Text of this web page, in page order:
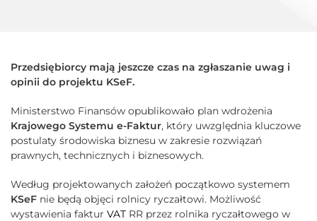
Przedsiębiorcy mają jeszcze czas na zgłaszanie uwag i
opinii do projektu KSeF.
Ministerstwo Finansów opublikowało plan wdrożenia
Krajowego Systemu e-Faktur, który uwzględnia kluczowe
postulaty środowiska biznesu w zakresie rozwiązań
prawnych, technicznych i biznesowych.
Według projektowanych założeń początkowo systemem
KSeF nie będą objęci rolnicy ryczałtowi. Możliwość
wystawienia faktur VAT RR przez rolnika ryczałtowego w